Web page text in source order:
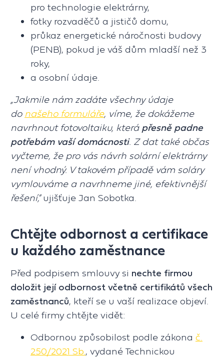
pro technologie elektrárny,
fotky rozvaděčů a jističů domu,
průkaz energetické náročnosti budovy
(PENB), pokud je váš dům mladší než 3
roky,
a osobní údaje.
„Jakmile nám zadáte všechny údaje
do našeho formuláře, víme, že dokážeme
navrhnout fotovoltaiku, která přesně padne
potřebám vaší domácnosti. Z dat také občas
vyčteme, že pro vás návrh solární elektrárny
není vhodný. V takovém případě vám soláry
vymlouváme a navrhneme jiné, efektivnější
řešení,“ujišťuje Jan Sobotka.
Chtějte odbornost a certifikace
u každého zaměstnance
Před podpisem smlouvy si nechte firmou
doložit její odbornost včetně certifikátů všech
zaměstnanců, kteří se u vaší realizace objeví.
U celé firmy chtějte vidět:
Odbornou způsobilost podle zákona č.
250/2021 Sb. , vydané Technickou